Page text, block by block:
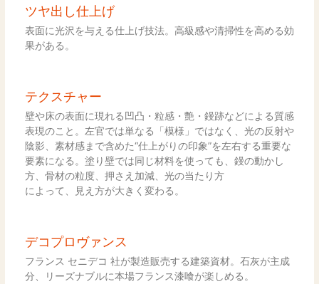
ツヤ出し仕上げ
表面に光沢を与える仕上げ技法。高級感や清掃性を高める効
果がある。
テクスチャー
壁や床の表面に現れる凹凸・粒感・艶・鏝跡などによる質感
表現のこと。左官では単なる「模様」ではなく、光の反射や
陰影、素材感まで含めた“仕上がりの印象”を左右する重要な
要素になる。塗り壁では同じ材料を使っても、鏝の動かし
方、骨材の粒度、押さえ加減、光の当たり方
によって、見え方が大きく変わる。
デコプロヴァンス
フランス セニデコ 社が製造販売する建築資材。石灰が主成
分、リーズナブルに本場フランス漆喰が楽しめる。